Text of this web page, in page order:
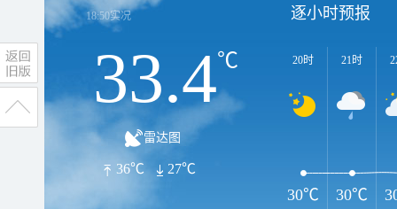
18:50实况
33.4℃
雷达图
36℃ 27℃
逐小时预报
20时 21时
30℃ 30℃